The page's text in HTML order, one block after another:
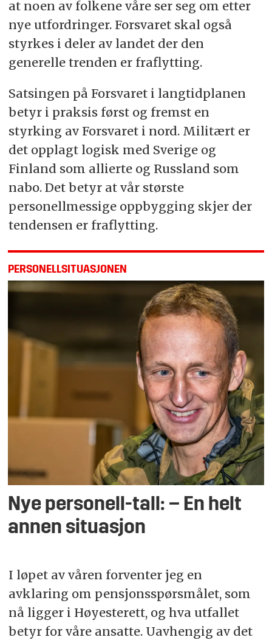
at noen av folkene våre ser seg om etter
nye utfordringer. Forsvaret skal også
styrkes i deler av landet der den
generelle trenden er fraflytting.
Satsingen på Forsvaret i langtidplanen
betyr i praksis først og fremst en
styrking av Forsvaret i nord. Militært er
det opplagt logisk med Sverige og
Finland som allierte og Russland som
nabo. Det betyr at vår største
personellmessige oppbygging skjer der
tendensen er fraflytting.
PERSONELLSITUASJONEN
Nye personell-tall: – En helt
annen situasjon
I løpet av våren forventer jeg en
avklaring om pensjonsspørsmålet, som
nå ligger i Høyesterett, og hva utfallet
betyr for våre ansatte. Uavhengig av det